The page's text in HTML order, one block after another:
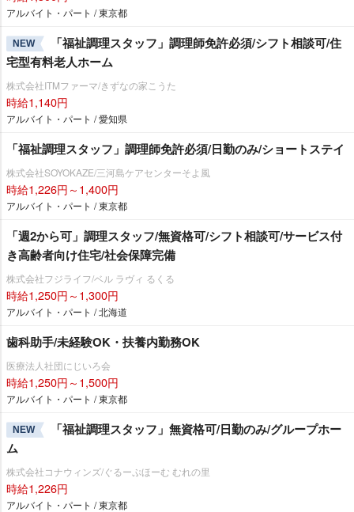
アルバイト・パート / 東京都
NEW
「福祉調理スタッフ」調理師免許必須/シフト相談可/住
宅型有料老人ホーム
株式会社ITMファーマ/きずなの家こうた
時給1,140円
アルバイト・パート / 愛知県
「福祉調理スタッフ」調理師免許必須/日勤のみ/ショートステイ
株式会社SOYOKAZE/三河島ケアセンターそよ風
時給1,226円～1,400円
アルバイト・パート / 東京都
「週2から可」調理スタッフ/無資格可/シフト相談可/サービス付
き高齢者向け住宅/社会保障完備
株式会社フジライフ/ベル ラヴィ るくる
時給1,250円～1,300円
アルバイト・パート / 北海道
歯科助手/未経験OK・扶養内勤務OK
医療法人社団にじいろ会
時給1,250円～1,500円
アルバイト・パート / 東京都
NEW
「福祉調理スタッフ」無資格可/日勤のみ/グループホー
ム
株式会社コナウィンズ/ぐるーぷほーむ むれの里
時給1,226円
アルバイト・パート / 東京都